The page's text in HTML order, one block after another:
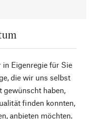
in Eigenregie für Sie
die wir uns selbst
gewünscht haben,
finden konnten,
anbieten möchten.